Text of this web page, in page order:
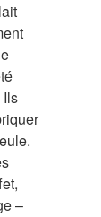
Ils
–